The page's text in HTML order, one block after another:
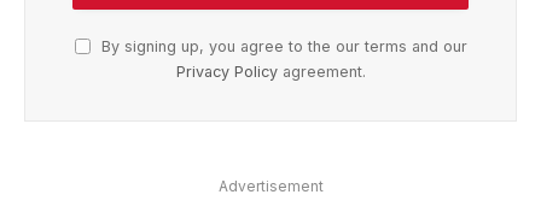
By signing up, you agree to the our terms and our
Privacy Policyagreement.
Advertisement